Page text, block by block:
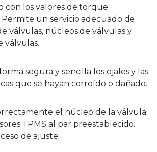
con los valores de torque
un servicio adecuado de
válvulas, núcleos de válvulas y
válvulas.
segura y sencilla los ojales y las
que se hayan corroído o dañado.
el núcleo de la válvula
TPMS al par preestablecido.
de ajuste.